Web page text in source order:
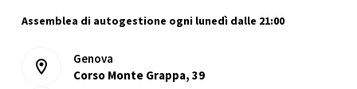
Assemblea di autogestione ogni lunedì dalle 21:00
Genova
Corso Monte Grappa, 39